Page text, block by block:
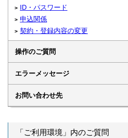
ID・パスワード
申込関係
契約・登録内容の変更
操作のご質問
エラーメッセージ
お問い合わせ先
「ご利用環境」内のご質問